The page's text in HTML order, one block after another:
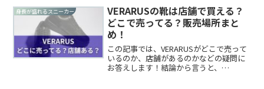
12店舗のセレクトショップ・百貨店で試
し履...
身長が盛れるスニーカー
VERARUSの靴は店舗で買える？
どこで売ってる？販売場所まと
め！
この記事では、VERARUSがどこで売って
いるのか、店舗があるのかなどの疑問に
お答えします！結論から言うと、